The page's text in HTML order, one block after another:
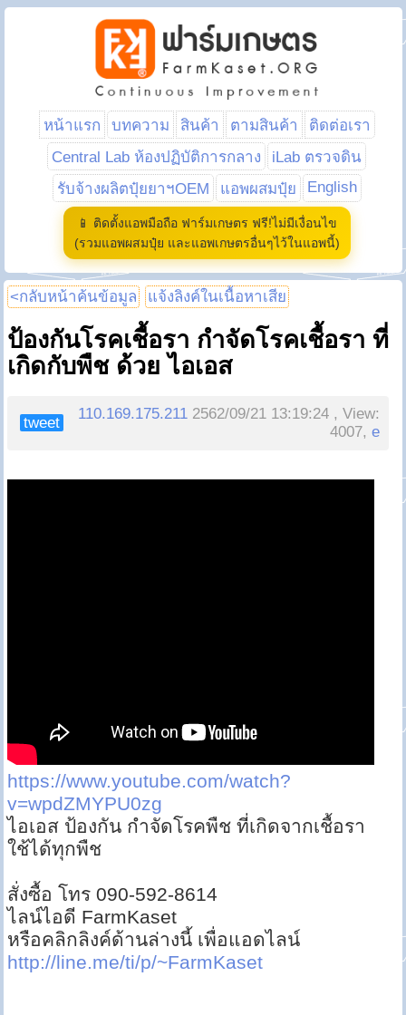
หน้าแรก บทความ สินค้า ตามสินค้า
ติดต่อเรา
Central Lab ห้องปฏิบัติการกลาง
iLab ตรวจดิน
รับจ้างผลิตปุ๋ยยาฯOEM
แอพผสมปุ๋ย English
📱 ติดตั้งแอพมือถือ ฟาร์มเกษตร ฟรี!ไม่มีเงื่อนไข
(รวมแอพผสมปุ๋ย และแอพเกษตรอื่นๆไว้ในแอพนี้)
<กลับหน้าค้นข้อมูล แจ้งลิงค์ในเนื้อหาเสีย
ป้องกันโรคเชื้อรา กำจัดโรคเชื้อรา ที่
เกิดกับพืช ด้วย ไอเอส
tweet
110.169.175.211 2562/09/21 13:19:24 , View:
4007,e
https://www.youtube.com/watch?
v=wpdZMYPU0zg
ไอเอส ป้องกัน กำจัดโรคพืช ที่เกิดจากเชื้อรา
ใช้ได้ทุกพืช
สั่งซื้อ โทร 090-592-8614
ไลน์ไอดี FarmKaset
หรือคลิกลิงค์ด้านล่างนี้ เพื่อแอดไลน์
http://line.me/ti/p/~FarmKaset